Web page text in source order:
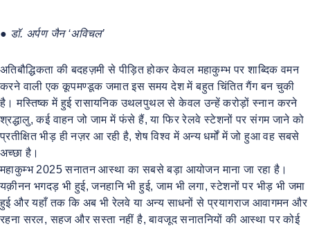
● डॉ. अर्पण जैन ‘अविचल’
अतिबौद्धिकता की बदहज़मी से पीड़ित होकर केवल महाकुम्भ पर शाब्दिक वमन
करने वाली एक कूपमण्डूक जमात इस समय देश में बहुत चिंतित गैंग बन चुकी
है। मस्तिष्क में हुई रासायनिक उथलपुथल से केवल उन्हें करोड़ों स्नान करने
श्रद्धालु, कई वाहन जो जाम में फंसे हैं, या फिर रेलवे स्टेशनों पर संगम जाने को
प्रतीक्षित भीड़ ही नज़र आ रही है, शेष विश्व में अन्य धर्मों में जो हुआ वह सबसे
अच्छा है।
महाकुम्भ 2025 सनातन आस्था का सबसे बड़ा आयोजन माना जा रहा है।
यक़ीनन भगदड़ भी हुई, जनहानि भी हुई, जाम भी लगा, स्टेशनों पर भीड़ भी जमा
हुई और यहाँ तक कि अब भी रेलवे या अन्य साधनों से प्रयागराज आवागमन और
रहना सरल, सहज और सस्ता नहीं है, बावजूद सनातनियों की आस्था पर कोई